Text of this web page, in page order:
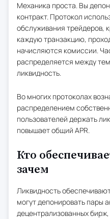
Механика проста. Вы
контракт. Протокол
обслуживания трейдеров,
каждую транзакцию,
начисляются комиссии.
распределяется между
ликвидность.
Во многих протоколах
распределением
пользователей держать
повышает общий APR.
Кто
зачем
Ликвидность
могут депонировать пары
децентрализованных